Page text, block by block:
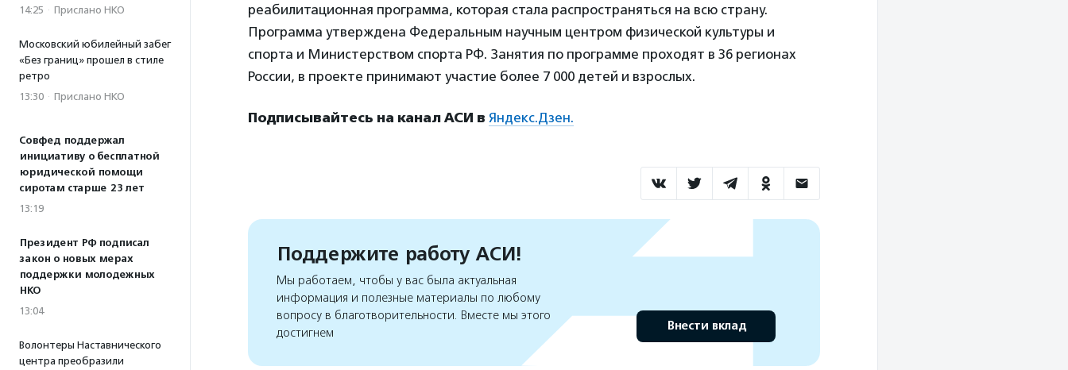
14:25 · Прислано НКО
Московский юбилейный забег
«Без границ» прошел в стиле
ретро
13:30 · Прислано НКО
Совфед поддержал
инициативу о бесплатной
юридической помощи
сиротам старше 23 лет
13:19
Президент РФ подписал
закон о новых мерах
поддержки молодежных
НКО
13:04
Волонтеры Наставнического
центра преобразили
реабилитационная программа, которая стала распространяться на всю страну.
Программа утверждена Федеральным научным центром физической культуры и
спорта и Министерством спорта РФ. Занятия по программе проходят в 36 регионах
России, в проекте принимают участие более 7 000 детей и взрослых.
Подписывайтесь на канал АСИ в Яндекс.Дзен.
Поддержите работу АСИ!
Мы работаем, чтобы у вас была актуальная
информация и полезные материалы по любому
вопросу в благотворительности. Вместе мы этого
достигнем
Внести вклад